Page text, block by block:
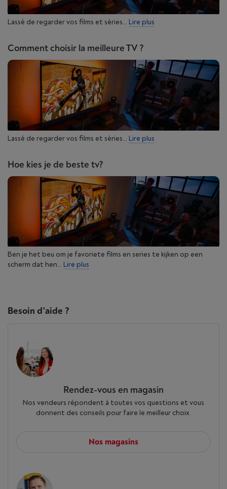
Lassé de regarder vos films et séries... Lire plus
Comment choisir la meilleure TV ?
Lassé de regarder vos films et séries... Lire plus
Hoe kies je de beste tv?
Ben je het beu om je favoriete films en series te kijken op een
scherm dat hen... Lire plus
Besoin d'aide ?
Rendez-vous en magasin
Nos vendeurs répondent à toutes vos questions et vous
donnent des conseils pour faire le meilleur choix.
Nos magasins